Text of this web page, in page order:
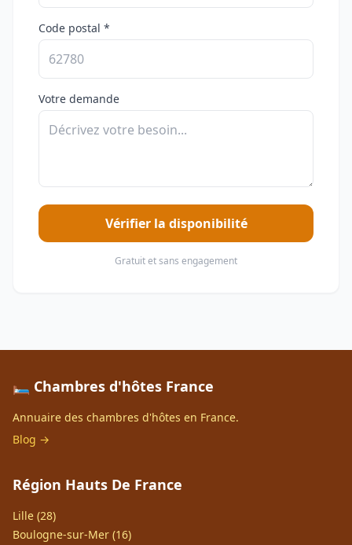
Code postal *
Votre demande
Vérifier la disponibilité
Gratuit et sans engagement
🛏️ Chambres d'hôtes France
Annuaire des chambres d'hôtes en France.
Blog →
Région Hauts De France
Lille (28)
Boulogne-sur-Mer (16)